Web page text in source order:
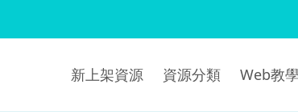
新上架資源 資源分類 Web教